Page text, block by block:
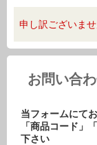
申し訳ございま
お問い合
当フォームにて
「商品コード」
下さい